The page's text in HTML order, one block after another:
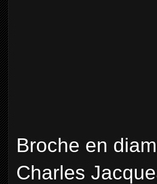
Broche en
Charles